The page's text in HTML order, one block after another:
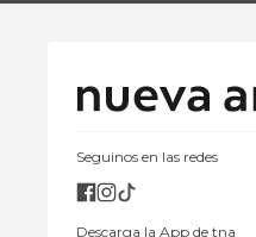
Seguinos en las redes
Descarga la App de tna